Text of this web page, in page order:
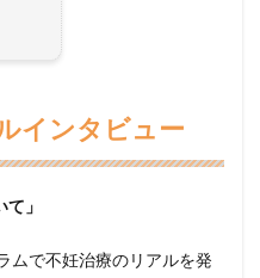
インタビュー
」
ムで不妊治療のリアルを発